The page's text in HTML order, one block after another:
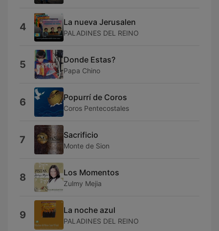
4 La nueva Jerusalen
PALADINES DEL REINO
5 Donde Estas?
Papa Chino
6 Popurrí de Coros
Coros Pentecostales
7 Sacrificio
Monte de Sion
8 Los Momentos
Zulmy Mejia
9 La noche azul
PALADINES DEL REINO